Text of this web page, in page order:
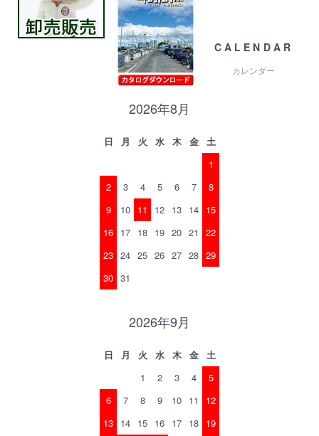
CALENDAR
カレンダー
2026年8月
日 月 火 水 木 金
土
1
2
3 4 5 6 7
8
9
10 11 12 13 14 15
16 17 18 19 20 21
22
23 24 25 26 27 28 29
30 31
2026年9月
日 月 火 水 木 金
土
1
2 3 4
5
6
7 8 9 10 11
12
13 14 15 16 17 18 19